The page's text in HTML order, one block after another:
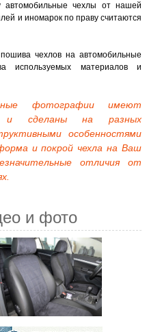
автомобильные чехлы от нашей
и иномарок по праву считаются
чехлов на автомобильные
используемых материалов и
фотографии имеют
и сделаны на разных
особенностями
и покрой чехла на Ваш
отличия от
и фото